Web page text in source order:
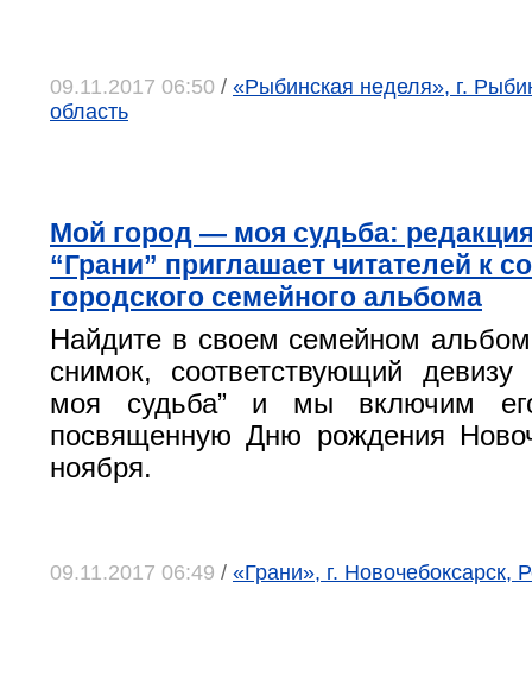
09.11.2017 06:50 / «Рыбинская неделя», г.
область
Мой город — моя судьба:
“Грани” приглашает читателей к
городского семейного альбома
Найдите в своем семейном
снимок, соответствующий
моя судьба” и мы включим
посвященную Дню рождения
ноября.
09.11.2017 06:49 / «Грани», г. Новочебоксарск,